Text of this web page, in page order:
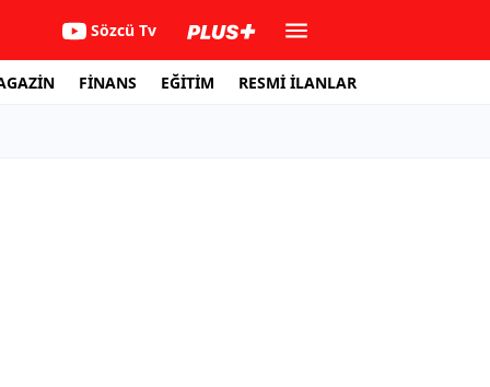
Sözcü Tv
FİNANS EĞİTİM RESMİ İLANLAR